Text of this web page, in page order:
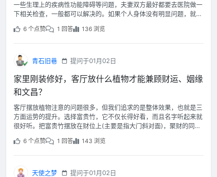
一些生理上的疾病性功能障碍等问题，夫妻双方最好都要去医院做一
下相关检查，一般都可以解决的。如果个人身体没有明显问题，就从
6 个点赞 1 回答 136 浏览
青石旧巷 提问于01月02日
家里刚装修好，客厅放什么植物才能兼顾财运、姻缘
和文昌？
客厅摆放植物注意的问题很多，但我们追求的是整体效果，也就是三
方面运势的提升。选择富贵竹，它不仅长得好看，而且名字听起来就
很好听。把富贵竹摆放在财位上(主要是指大门斜对面)，聚财的同时
于聚集人气，使家中和睦，也利于夫妻的感情。
6 个点赞 1 回答 143 浏览
天使之梦 提问于01月02日